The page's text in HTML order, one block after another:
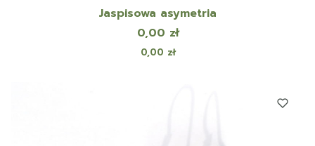
Jaspisowa asymetria
Cena
0,00 zł
Cena
0,00 zł